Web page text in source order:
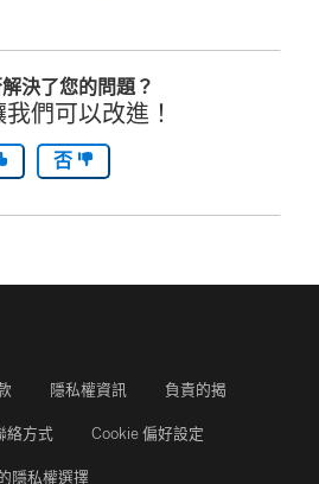
決了您的問題？
們可以改進！
否
隱私權資訊 負責的揭
絡方式 Cookie 偏好設定
隱私權選擇